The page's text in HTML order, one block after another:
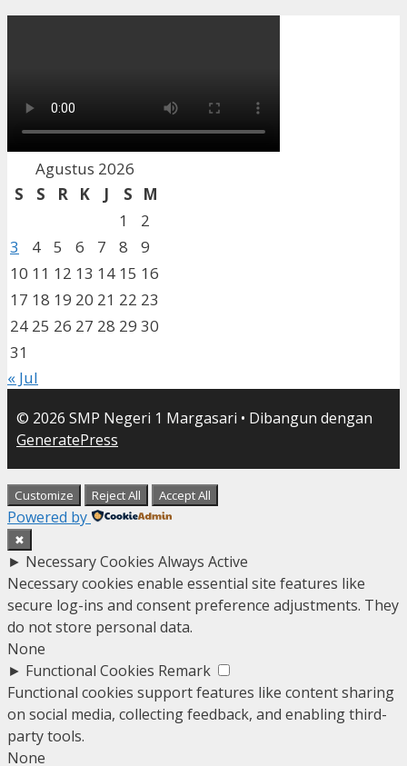
Agustus 2026
S
S R K J S
M
1
2
3
4 5 6 7 8
9
10 11 12 13 14 15 16
17 18 19 20 21 22 23
24 25 26 27 28 29 30
31
« Jul
© 2026 SMP Negeri 1 Margasari • Dibangun dengan
GeneratePress
Customize Reject All Accept All
Powered by
✖
► Necessary Cookies Always Active
Necessary cookies enable essential site features like
secure log-ins and consent preference adjustments. They
do not store personal data.
None
► Functional Cookies Remark
Functional cookies support features like content sharing
on social media, collecting feedback, and enabling third-
party tools.
None